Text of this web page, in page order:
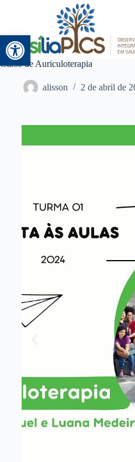
Abrir a barra de
Curso de Auriculoterapia
alisson 2 de abril de